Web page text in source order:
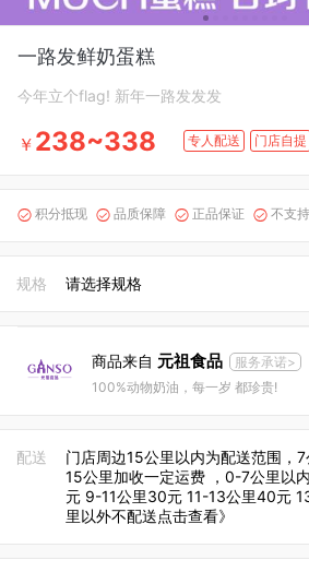
一路发鲜奶蛋糕
今年立个flag! 新年一路发发发
￥ 238~338 专人配送 门店自提
 积分抵现  品质保障  正品保证  不支
规格 请选择规格
商品来自 元祖食品
服务承诺>
100%动物奶油，每一岁 都珍贵!
配送
门店周边15公里以内为配送范围，
15公里加收一定运费 ，0-7公里以
元 9-11公里30元 11-13公里40元
里以外不配送点击查看》